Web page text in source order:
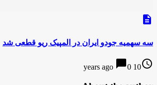
description
سه سهمیه جودو ایران در المپیک ریو قطعی شد
access_time
10 years ago
chat_bubble0